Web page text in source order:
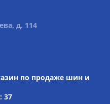
д. 114
по продаже шин и
37